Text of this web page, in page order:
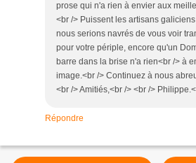
prose qui n'a rien à envier aux
<br /> Puissent les artisans
nous serions navrés de vous voir
pour votre périple, encore qu'un
barre dans la brise n'a rien<br /> à
image.<br /> Continuez à nous
<br /> Amitiés,<br /> <br />
Répondre